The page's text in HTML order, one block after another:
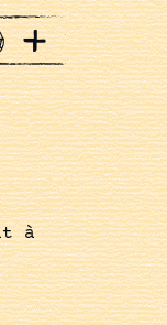
+
à